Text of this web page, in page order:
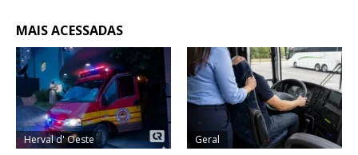
MAIS ACESSADAS
Herval d' Oeste Geral